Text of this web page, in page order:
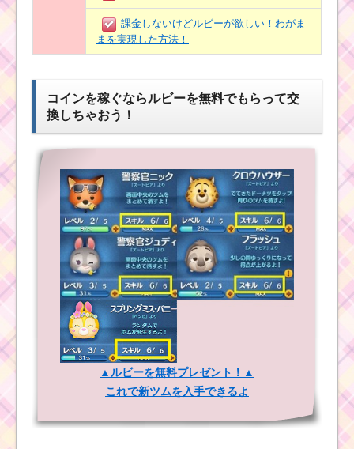
課金しないけどルビーが欲しい！わがま
まを実現した方法！
コインを稼ぐならルビーを無料でもらって交
換しちゃおう！
▲ルビーを無料プレゼント！▲
これで新ツムを入手できるよ